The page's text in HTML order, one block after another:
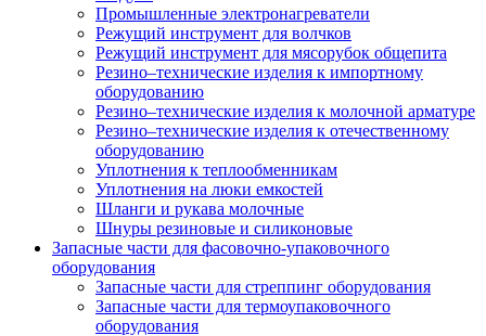
Промышленные электронагреватели
Режущий инструмент для волчков
Режущий инструмент для мясорубок общепита
Резино–технические изделия к импортному
оборудованию
Резино–технические изделия к молочной арматуре
Резино–технические изделия к отечественному
оборудованию
Уплотнения к теплообменникам
Уплотнения на люки емкостей
Шланги и рукава молочные
Шнуры резиновые и силиконовые
Запасные части для фасовочно-упаковочного
оборудования
Запасные части для стреппинг оборудования
Запасные части для термоупаковочного
оборудования